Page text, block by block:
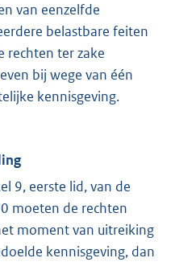
van eenzelfde
belastbare feiten
rechten ter zake
bij wege van één
kennisgeving.
9, eerste lid, van de
moeten de rechten
moment van uitreiking
kennisgeving, dan